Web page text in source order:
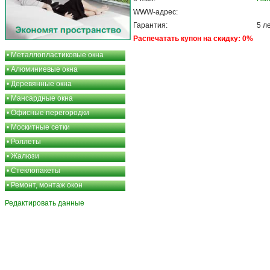
•Металлопластиковые окна
•Алюминиевые окна
•Деревянные окна
•Мансардные окна
•Офисные перегородки
•Москитные сетки
•Роллеты
•Жалюзи
•Стеклопакеты
•Ремонт, монтаж окон
WWW-адрес:
Гарантия:
Распечатать купон на скидку: 0%
5
Редактировать данные